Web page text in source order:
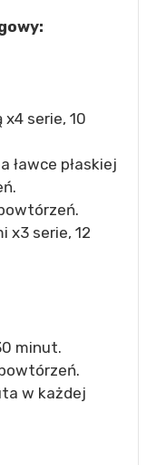
serie, 10
ławce płaskiej
x3 serie, 12
minut.
w każdej